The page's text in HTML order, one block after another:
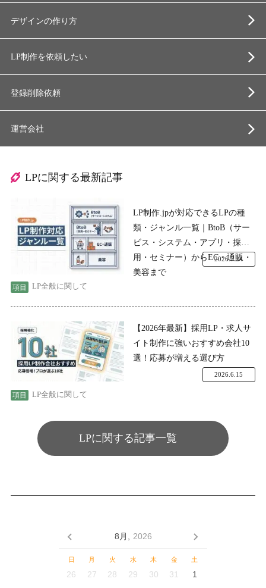
デザインの作り方
LP制作を依頼したい
登録削除依頼
運営会社
LPに関する最新記事
LP制作.jpが対応できるLPの種
類・ジャンル一覧｜BtoB（サー
ビス・システム・アプリ・採
用・セミナー）からEC・通販・
美容まで
LP全般に関して
2026.7.24
【2026年最新】採用LP・求人サ
イト制作に強いおすすめ会社10
選！応募が増える選び方
LP全般に関して
2026.6.15
LPに関する記事一覧
8月, 2026
日 月 火 水 木 金 土
26 27 28 29 30 31 1